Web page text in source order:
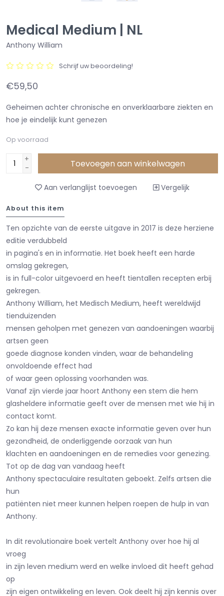
Medical Medium | NL
Anthony William
Schrijf uw beoordeling!
€59,50
Geheimen achter chronische en onverklaarbare ziekten en
hoe je eindelijk kunt genezen
Op voorraad
+
-
Toevoegen aan winkelwagen
Aan verlanglijst toevoegen Vergelijk
About this item
Ten opzichte van de eerste uitgave in 2017 is deze herziene
editie verdubbeld
in pagina's en in informatie. Het boek heeft een harde
omslag gekregen,
is in full-color uitgevoerd en heeft tientallen recepten erbij
gekregen.
Anthony William, het Medisch Medium, heeft wereldwijd
tienduizenden
mensen geholpen met genezen van aandoeningen waarbij
artsen geen
goede diagnose konden vinden, waar de behandeling
onvoldoende effect had
of waar geen oplossing voorhanden was.
Vanaf zijn vierde jaar hoort Anthony een stem die hem
glasheldere informatie geeft over de mensen met wie hij in
contact komt.
Zo kan hij deze mensen exacte informatie geven over hun
gezondheid, de onderliggende oorzaak van hun
klachten en aandoeningen en de remedies voor genezing.
Tot op de dag van vandaag heeft
Anthony spectaculaire resultaten geboekt. Zelfs artsen die
hun
patiënten niet meer kunnen helpen roepen de hulp in van
Anthony.
In dit revolutionaire boek vertelt Anthony over hoe hij al
vroeg
in zijn leven medium werd en welke invloed dit heeft gehad
op
zijn eigen ontwikkeling en leven. Ook deelt hij zijn kennis over